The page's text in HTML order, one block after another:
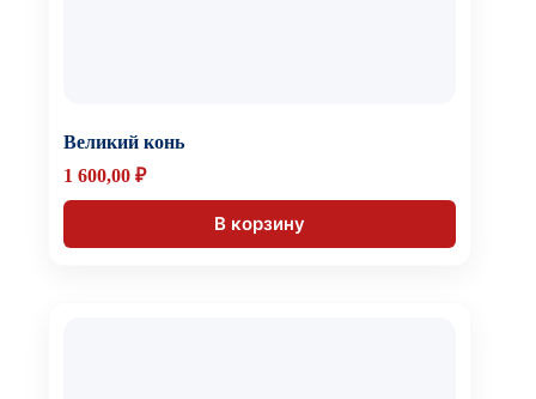
Великий конь
1 600,00 ₽
В корзину